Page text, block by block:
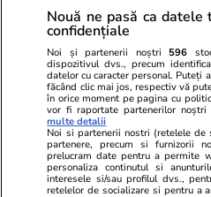
Publicitate
Politica de
confidențialitate
Abonamente
Ringier România
Libertatea pentru
Unica.ro
Program TV
ELLE
Gazeta
Stiri
Calculator
Nouă ne pasă ca
confidențiale
Noi și partenerii noștri 596
dispozitivul dvs., precum
datelor cu caracter personal. Puteți
făcând clic mai jos, respectiv vă
în orice moment pe pagina cu
vor fi raportate partenerilor
multe detalii
Noi si partenerii nostri (retelele
partenere, precum si furnizorii
prelucram date pentru a permite
personaliza continutul si
interesele si/sau profilul dvs.,
retelelor de socializare si pentru a